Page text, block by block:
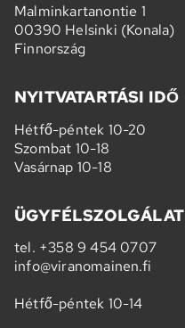
Malminkartanontie 1
00390 Helsinki (Konala)
Finnország
NYITVATARTÁSI IDŐ
Hétfő-péntek 10-20
Szombat 10-18
Vasárnap 10-18
ÜGYFÉLSZOLGÁLAT
tel. +358 9 454 0707
info@viranomainen.fi
Hétfő-péntek 10-14